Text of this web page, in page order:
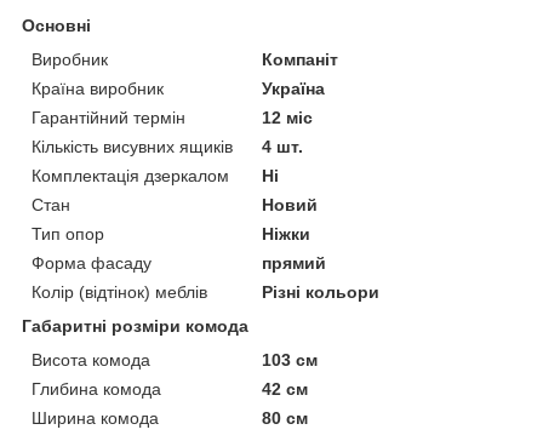
Основні
Виробник
Компаніт
Країна виробник
Україна
Гарантійний термін
12 міс
Кількість висувних ящиків
4 шт.
Комплектація дзеркалом
Ні
Стан
Новий
Тип опор
Ніжки
Форма фасаду
прямий
Колір (відтінок) меблів
Різні кольори
Габаритні розміри комода
Висота комода
103 см
Глибина комода
42 см
Ширина комода
80 см